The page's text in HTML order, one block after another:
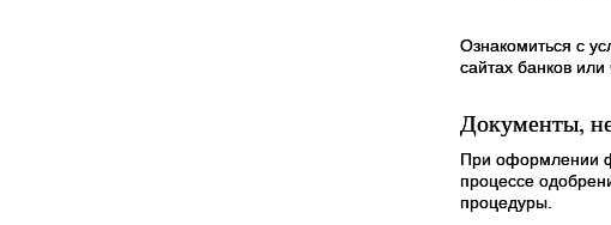
Ознакомиться с
сайтах банков
Документы,
При оформлении
процессе
процедуры.